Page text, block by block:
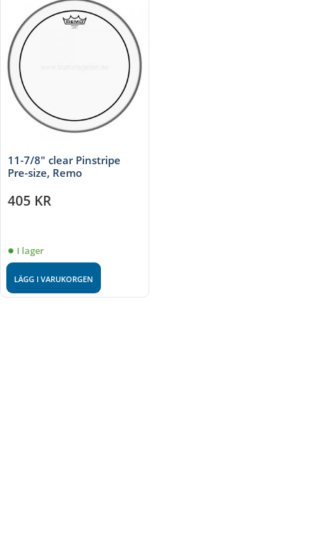
11-7/8" clear Pinstripe
Pre-size, Remo
405 KR
I lager
LÄGG I VARUKORGEN